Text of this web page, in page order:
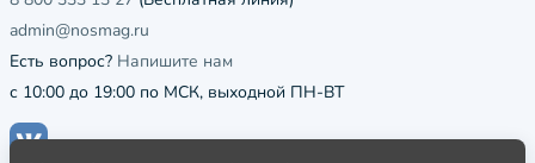
admin@nosmag.ru
Есть вопрос? Напишите нам
с 10:00 до 19:00 по МСК, выходной ПН-ВТ